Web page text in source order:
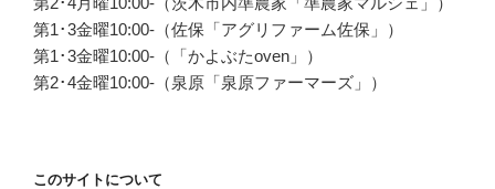
第1･3金曜10:00-（佐保「アグリファーム佐保」）
第1･3金曜10:00-（「かよぶたoven」）
第2･4金曜10:00-（泉原「泉原ファーマーズ」）
このサイトについて